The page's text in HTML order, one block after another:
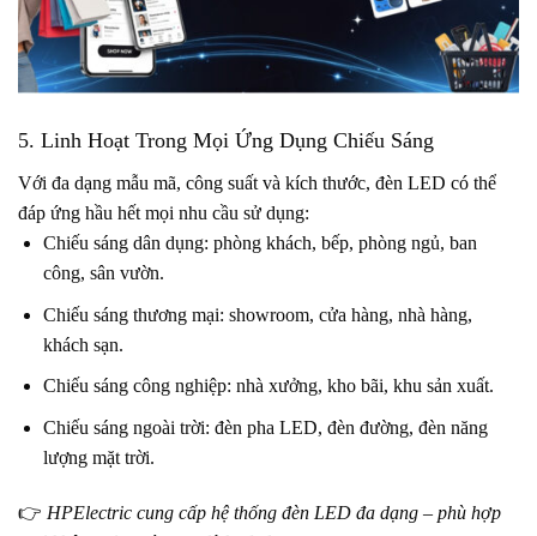
5. Linh Hoạt Trong Mọi Ứng Dụng Chiếu Sáng
Với đa dạng mẫu mã, công suất và kích thước, đèn LED có thể
đáp ứng hầu hết mọi nhu cầu sử dụng:
Chiếu sáng dân dụng: phòng khách, bếp, phòng ngủ, ban
công, sân vườn.
Chiếu sáng thương mại: showroom, cửa hàng, nhà hàng,
khách sạn.
Chiếu sáng công nghiệp: nhà xưởng, kho bãi, khu sản xuất.
Chiếu sáng ngoài trời: đèn pha LED, đèn đường, đèn năng
lượng mặt trời.
👉 HPElectric cung cấp hệ thống đèn LED đa dạng – phù hợp